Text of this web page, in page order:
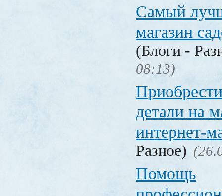
Самый
магазин
(Блоги -
08:13)
детали на
интернет-
Разное)
Помощь